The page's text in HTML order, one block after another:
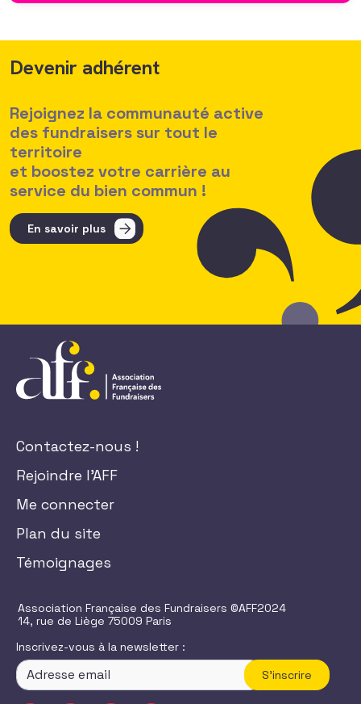
Devenir adhérent
Rejoignez la communauté active
des fundraisers sur tout le
territoire
et boostez votre carrière au
service du bien commun !
En savoir plus
Contactez-nous !
Rejoindre l'AFF
Me connecter
Plan du site
Témoignages
Association Française des Fundraisers ©AFF2024
14, rue de Liège 75009 Paris
Inscrivez-vous à la newsletter :
S'inscrire